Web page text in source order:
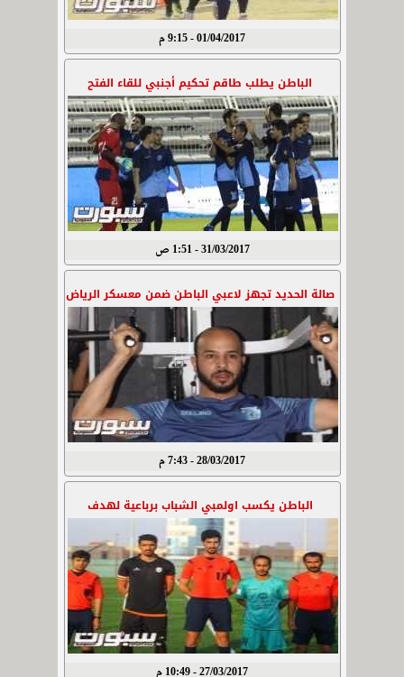
01/04/2017 - 9:15 م
الباطن يطلب طاقم تحكيم أجنبي للقاء الفتح
31/03/2017 - 1:51 ص
صالة الحديد تجهز لاعبي الباطن ضمن معسكر الرياض
28/03/2017 - 7:43 م
الباطن يكسب اولمبي الشباب برباعية لهدف
27/03/2017 - 10:49 م